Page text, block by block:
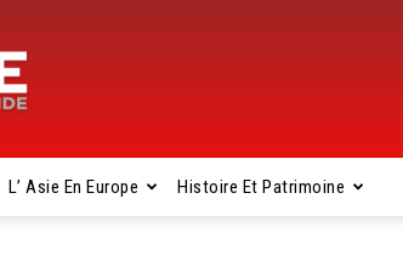
L’ Asie En Europe Histoire Et Patrimoine